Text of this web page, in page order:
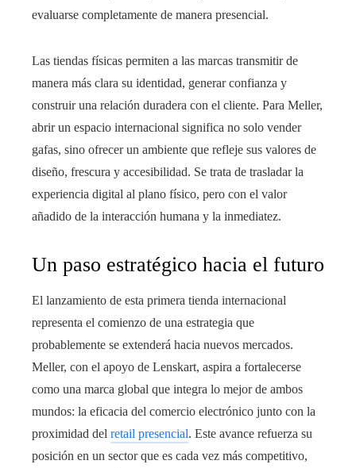
evaluarse completamente de manera presencial.
Las tiendas físicas permiten a las marcas transmitir de
manera más clara su identidad, generar confianza y
construir una relación duradera con el cliente. Para Meller,
abrir un espacio internacional significa no solo vender
gafas, sino ofrecer un ambiente que refleje sus valores de
diseño, frescura y accesibilidad. Se trata de trasladar la
experiencia digital al plano físico, pero con el valor
añadido de la interacción humana y la inmediatez.
Un paso estratégico hacia el futuro
El lanzamiento de esta primera tienda internacional
representa el comienzo de una estrategia que
probablemente se extenderá hacia nuevos mercados.
Meller, con el apoyo de Lenskart, aspira a fortalecerse
como una marca global que integra lo mejor de ambos
mundos: la eficacia del comercio electrónico junto con la
proximidad del retail presencial. Este avance refuerza su
posición en un sector que es cada vez más competitivo,